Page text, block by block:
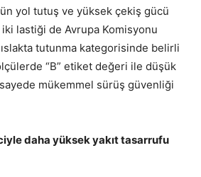
yol tutuş ve yüksek çekiş gücü
lastiği de Avrupa Komisyonu
tutunma kategorisinde belirli
“B” etiket değeri ile düşük
mükemmel sürüş güvenliği
daha yüksek yakıt tasarrufu